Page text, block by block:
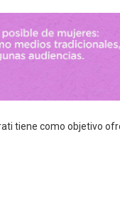
tiene como objetivo